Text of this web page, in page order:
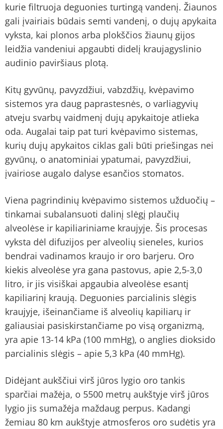
kurie filtruoja deguonies turtingą vandenį. Žiaunos
gali įvairiais būdais semti vandenį, o dujų apykaita
vyksta, kai plonos arba plokščios žiaunų gijos
leidžia vandeniui apgaubti didelį kraujagyslinio
audinio paviršiaus plotą.
Kitų gyvūnų, pavyzdžiui, vabzdžių, kvėpavimo
sistemos yra daug paprastesnės, o varliagyvių
atveju svarbų vaidmenį dujų apykaitoje atlieka
oda. Augalai taip pat turi kvėpavimo sistemas,
kurių dujų apykaitos ciklas gali būti priešingas nei
gyvūnų, o anatominiai ypatumai, pavyzdžiui,
įvairiose augalo dalyse esančios stomatos.
Viena pagrindinių kvėpavimo sistemos užduočių –
tinkamai subalansuoti dalinį slėgį plaučių
alveolėse ir kapiliariniame kraujyje. Šis procesas
vyksta dėl difuzijos per alveolių sieneles, kurios
bendrai vadinamos kraujo ir oro barjeru. Oro
kiekis alveolėse yra gana pastovus, apie 2,5-3,0
litro, ir jis visiškai apgaubia alveolėse esantį
kapiliarinį kraują. Deguonies parcialinis slėgis
kraujyje, išeinančiame iš alveolių kapiliarų ir
galiausiai pasiskirstančiame po visą organizmą,
yra apie 13-14 kPa (100 mmHg), o anglies dioksido
parcialinis slėgis – apie 5,3 kPa (40 mmHg).
Didėjant aukščiui virš jūros lygio oro tankis
sparčiai mažėja, o 5500 metrų aukštyje virš jūros
lygio jis sumažėja maždaug perpus. Kadangi
žemiau 80 km aukštyje atmosferos oro sudėtis yra